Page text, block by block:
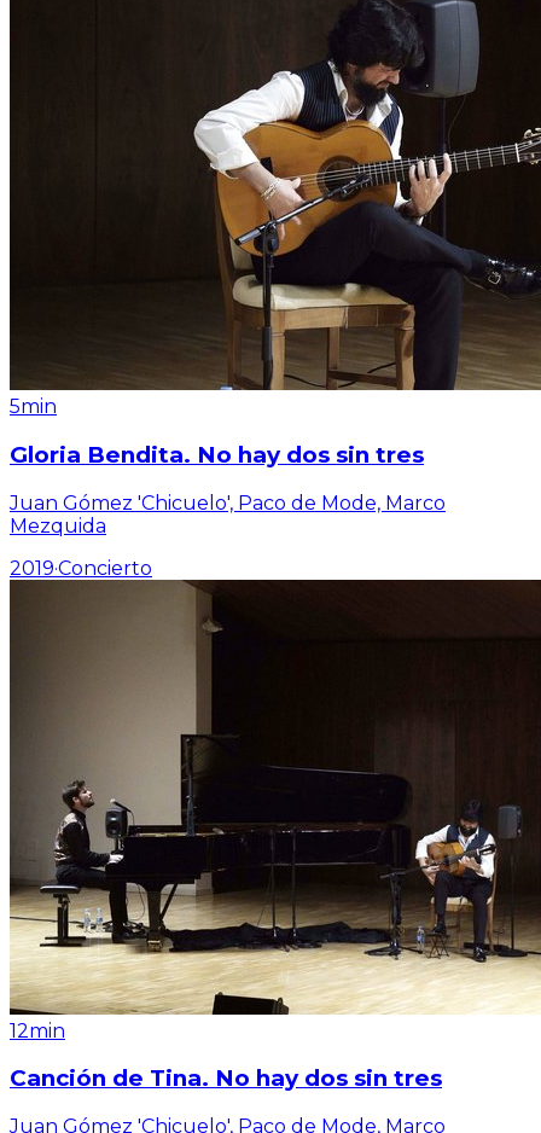
5min
Gloria Bendita. No hay dos sin tres
Juan Gómez 'Chicuelo', Paco de Mode, Marco
Mezquida
2019·Concierto
12min
Canción de Tina. No hay dos sin tres
Juan Gómez 'Chicuelo', Paco de Mode, Marco